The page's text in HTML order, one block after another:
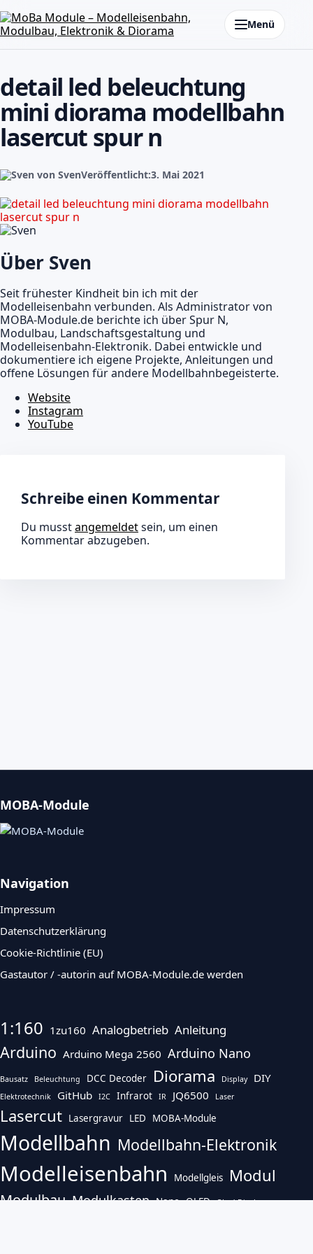
Menü
detail led beleuchtung
mini diorama modellbahn
lasercut spur n
von SvenVeröffentlicht:3. Mai 2021
Über Sven
Seit frühester Kindheit bin ich mit der
Modelleisenbahn verbunden. Als Administrator von
MOBA-Module.de berichte ich über Spur N,
Modulbau, Landschaftsgestaltung und
Modelleisenbahn-Elektronik. Dabei entwickle und
dokumentiere ich eigene Projekte, Anleitungen und
offene Lösungen für andere Modellbahnbegeisterte.
Website
Instagram
YouTube
Schreibe einen Kommentar
Du musstangemeldetsein, um einen
Kommentar abzugeben.
MOBA-Module
Navigation
Impressum
Datenschutzerklärung
Cookie-Richtlinie (EU)
Gastautor / -autorin auf MOBA-Module.de werden
1:160 1zu160 Analogbetrieb Anleitung
Arduino Arduino Mega 2560 Arduino Nano
Bausatz Beleuchtung DCC Decoder Diorama Display DIY
Elektrotechnik GitHub I2C Infrarot IR JQ6500 Laser
Lasercut Lasergravur LED MOBA-Module
Modellbahn Modellbahn-Elektronik
Modelleisenbahn Modellgleis Modul
Modulbau Modulkasten Nano OLED OLed Display